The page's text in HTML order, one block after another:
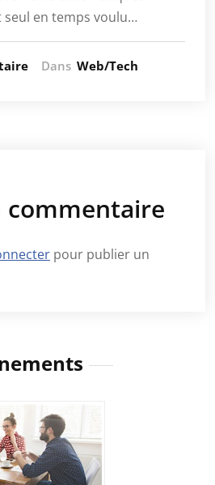
seul en temps voulu…
Dans Web/Tech
commentaire
pour publier un